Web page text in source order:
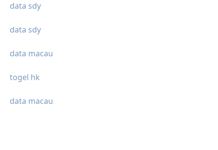
data sdy
data sdy
data macau
togel hk
data macau